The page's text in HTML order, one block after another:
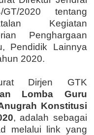
2020 tentang
Kegiatan
Penghargaan
Pendidik Lainnya
2020.
Dirjen GTK
Lomba Guru
Konstitusi
, adalah sebagai
melalui link yang